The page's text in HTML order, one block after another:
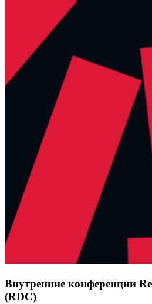
Внутренние конференции
(RDC)